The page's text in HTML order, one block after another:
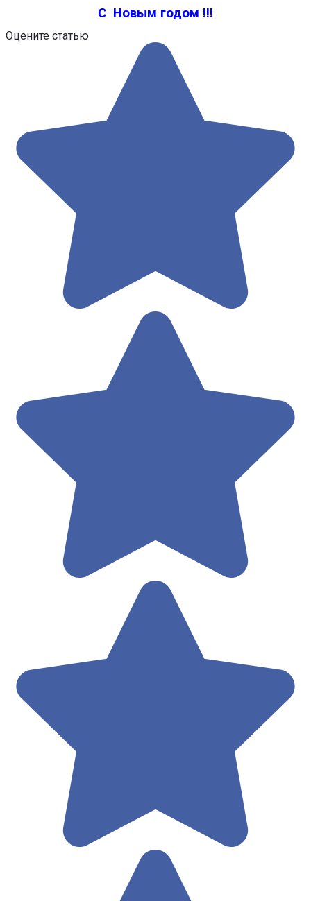
С Новым годом !!!
Оцените статью